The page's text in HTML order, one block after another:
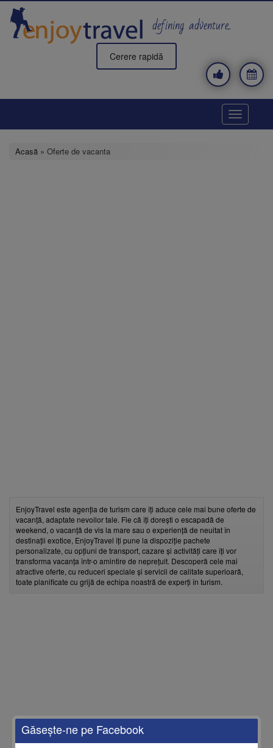
Mergi
conţinutul
principal
defining adventure..
Cerere rapidă
Toggle
Acasă » Oferte de vacanta
EnjoyTravel este agenția de turism care îți aduce cele mai bune oferte de
vacanță, adaptate nevoilor tale. Fie că îți dorești o escapadă de
weekend, o vacanță de vis la mare sau o experiență de neuitat în
destinații exotice, EnjoyTravel îți pune la dispoziție pachete
personalizate, cu opțiuni de transport, cazare și activități care îți vor
transforma vacanța într-o amintire de neprețuit. Descoperă cele mai
atractive oferte, cu reduceri speciale și servicii de calitate superioară,
toate planificate cu grijă de echipa noastră de experți în turism.
Găseşte-ne pe Facebook